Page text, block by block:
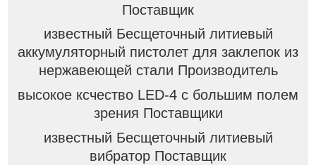
Поставщик
известный Бесщеточный литиевый
аккумуляторный пистолет для заклепок из
нержавеющей стали Производитель
высокое ксчество LED-4 с большим полем
зрения Поставщики
известный Бесщеточный литиевый
вибратор Поставщик